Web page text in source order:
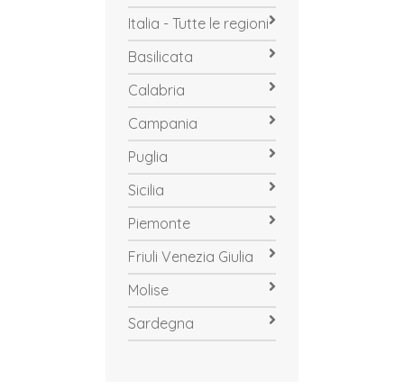
Italia - Tutte le regioni
Basilicata
Calabria
Campania
Puglia
Sicilia
Piemonte
Friuli Venezia Giulia
Molise
Sardegna